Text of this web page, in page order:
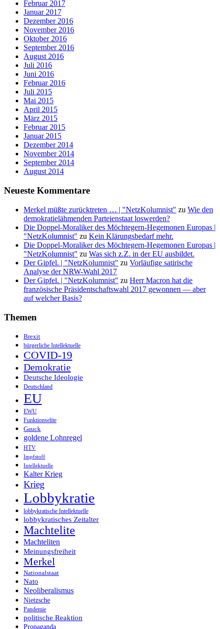
Februar 2017
Januar 2017
Dezember 2016
November 2016
Oktober 2016
September 2016
August 2016
Juli 2016
Juni 2016
Februar 2016
Juli 2015
Mai 2015
April 2015
März 2015
Februar 2015
Januar 2015
Dezember 2014
November 2014
September 2014
August 2014
Neueste Kommentare
Merkel müßte zurücktreten … | "NetzKolumnist" zu Wie den
demokratielähmenden Parteienstaat loswerden?
Die Doppel-Moraliker des Möchtegern-Hegemonen Europas |
"NetzKolumnist" zu Kein Klärungsbedarf mehr.
Die Doppel-Moraliker des Möchtegern-Hegemonen Europas |
"NetzKolumnist" zu Was sich z.Z. in der EU ausbildet.
Der Gipfel. | "NetzKolumnist" zu Vorläufige satirische
Analyse der NRW-Wahl 2017
Der Gipfel. | "NetzKolumnist" zu Herr Macron hat die
französische Präsidentschaftswahl 2017 gewonnen — aber
auf welcher Basis?
Themen
Brexit
bürgerliche Intellektuelle
COVID-19
Demokratie
Deutsche Ideologie
Deutschland
EU
EWU
Funktionselite
Gauck
goldene Lohnregel
HTV
Impfstoff
Intellektuelle
Kalter Krieg
Krieg
Lobbykratie
lobbykratische Intellektuelle
lobbykratisches Zeitalter
Machtelite
Machteliten
Meinungsfreiheit
Merkel
Nationalstaat
Nato
Neoliberalismus
Nietzsche
Pandemie
politische Reaktion
Propaganda